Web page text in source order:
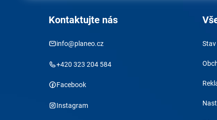
Kontaktujte nás
info@planeo.cz
+420 323 204 584
Facebook
Instagram